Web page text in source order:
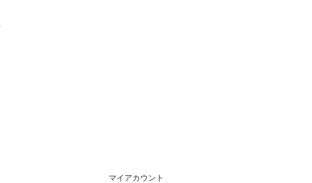
マイアカウント